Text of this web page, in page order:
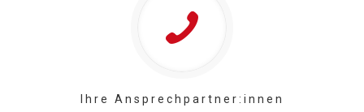
Ihre Ansprechpartner:innen